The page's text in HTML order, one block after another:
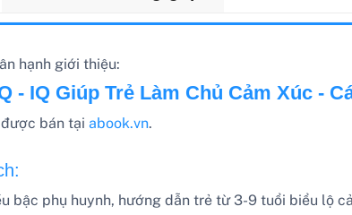
hạnh giới thiệu:
- IQ Giúp Trẻ Làm Chủ Cảm Xúc -
bán tại abook.vn.
bậc phụ huynh, hướng dẫn trẻ từ 3-9 tuổi biểu lộ